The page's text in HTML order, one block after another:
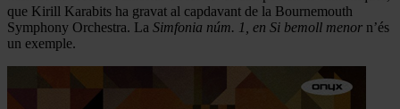
que Kirill Karabits ha gravat al capdavant de la Bournemouth
Symphony Orchestra. La Simfonia núm. 1, en Si bemoll menor n’és
un exemple.